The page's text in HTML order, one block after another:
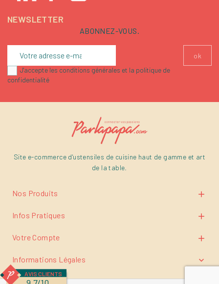
NEWSLETTER
ABONNEZ-VOUS.
J'accepte les conditions générales et la politique de
confidentialité
Site e-commerce d'ustensiles de cuisine haut de gamme et art
de la table.
Nos Produits 
Infos Pratiques 
Votre Compte 
Informations Légales 
AVIS CLIENTS